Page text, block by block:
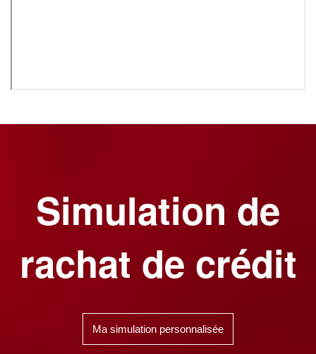
Simulation de
rachat de crédit
Ma simulation personnalisée